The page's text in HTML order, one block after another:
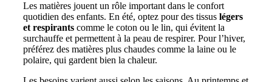
Les matières jouent un rôle important dans le confort
quotidien des enfants. En été, optez pour des tissus légers
et respirants comme le coton ou le lin, qui évitent la
surchauffe et permettent à la peau de respirer. Pour l’hiver,
préférez des matières plus chaudes comme la laine ou le
polaire, qui gardent bien la chaleur.